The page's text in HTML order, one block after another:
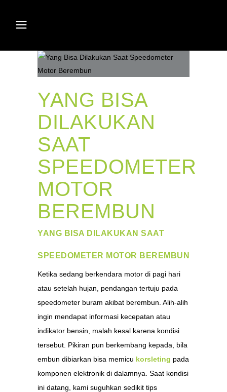
YANG BISA
DILAKUKAN
SAAT
SPEEDOMETER
MOTOR
BEREMBUN
YANG BISA DILAKUKAN SAAT
SPEEDOMETER MOTOR BEREMBUN
Ketika sedang berkendara motor di pagi hari
atau setelah hujan, pendangan tertuju pada
speedometer buram akibat berembun. Alih-alih
ingin mendapat informasi kecepatan atau
indikator bensin, malah kesal karena kondisi
tersebut. Pikiran pun berkembang kepada, bila
embun dibiarkan bisa memicu korsleting pada
komponen elektronik di dalamnya. Saat kondisi
ini datang, kami suguhkan sedikit tips